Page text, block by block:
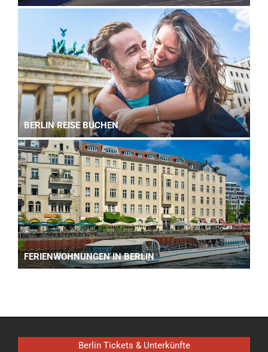
BERLIN REISE BUCHEN
FERIENWOHNUNGEN IN BERLIN
Berlin Tickets & Unterkünfte